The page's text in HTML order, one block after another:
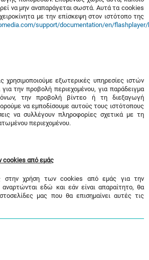
να μην αναπαράγεται σωστά. Αυτά τα cookies
με την επίσκεψη στον ιστότοπο της
support/documentation/en/
χρησιμοποιούμε εξωτερικές υπηρεσίες ιστών
την προβολή περιεχομένου, για παράδειγμα
την προβολή βίντεο ή τη διεξαγωγή
να εμποδίσουμε αυτούς τους ιστότοπους
να συλλέγουν πληροφορίες σχετικά με τη
περιεχομένου.
cookies από εμάς
στην χρήση των cookies από εμάς για την
εδώ και εάν είναι απαραίτητο, θα
μας που θα επισημαίνει αυτές τις